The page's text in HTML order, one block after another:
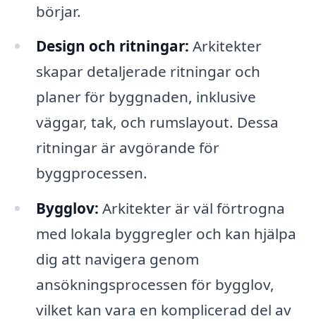
börjar.
Design och ritningar: Arkitekter
skapar detaljerade ritningar och
planer för byggnaden, inklusive
väggar, tak, och rumslayout. Dessa
ritningar är avgörande för
byggprocessen.
Bygglov: Arkitekter är väl förtrogna
med lokala byggregler och kan hjälpa
dig att navigera genom
ansökningsprocessen för bygglov,
vilket kan vara en komplicerad del av